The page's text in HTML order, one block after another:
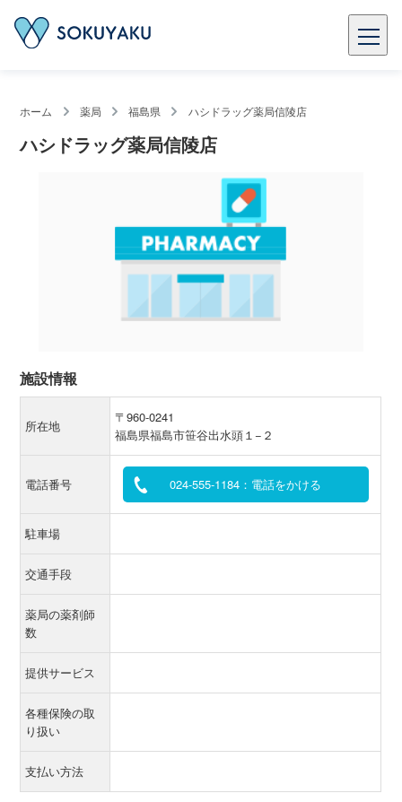
ホーム 薬局 福島県 ハシドラッグ薬局信陵店
ハシドラッグ薬局信陵店
施設情報
所在地
〒960-0241
福島県福島市笹谷出水頭１−２
電話番号 024-555-1184：電話をかける
駐車場
交通手段
薬局の薬剤師
数
提供サービス
各種保険の取
り扱い
支払い方法